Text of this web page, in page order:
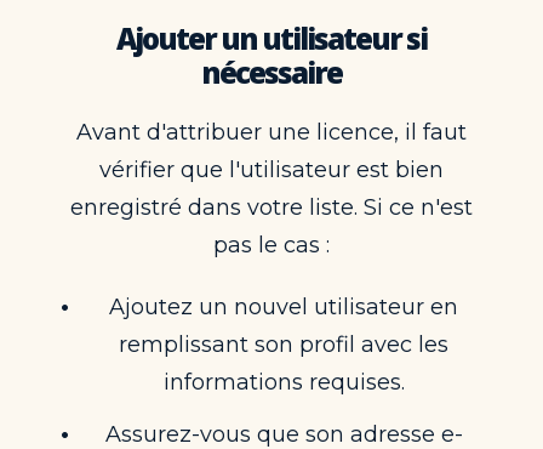
Ajouter un utilisateur si
nécessaire
Avant d'attribuer une licence, il faut
vérifier que l'utilisateur est bien
enregistré dans votre liste. Si ce n'est
pas le cas :
Ajoutez un nouvel utilisateur en
remplissant son profil avec les
informations requises.
Assurez-vous que son adresse e-